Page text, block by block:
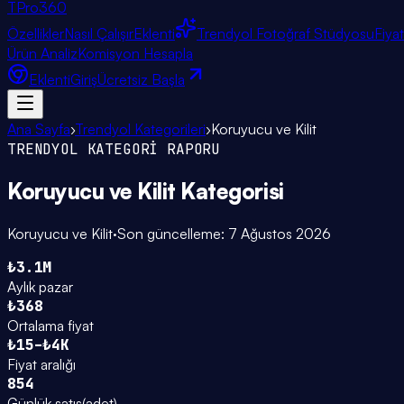
TPro360
ÖzelliklerNasıl ÇalışırEklenti Trendyol Fotoğraf Stüdyosu
Ürün AnalizKomisyon Hesapla
EklentiGirişÜcretsiz Başla
Ana Sayfa›Trendyol Kategorileri›Koruyucu ve Kilit
TRENDYOL KATEGORİ RAPORU
Koruyucu ve Kilit Kategorisi
Koruyucu ve Kilit·Son güncelleme: 7 Ağustos 2026
₺3.1M
Aylık pazar
₺368
Ortalama fiyat
₺15–₺4K
Fiyat aralığı
854